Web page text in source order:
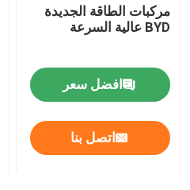
مركبات الطاقة الجديدة
BYD عالية السرعة
افضل سعر
اتصل بنا